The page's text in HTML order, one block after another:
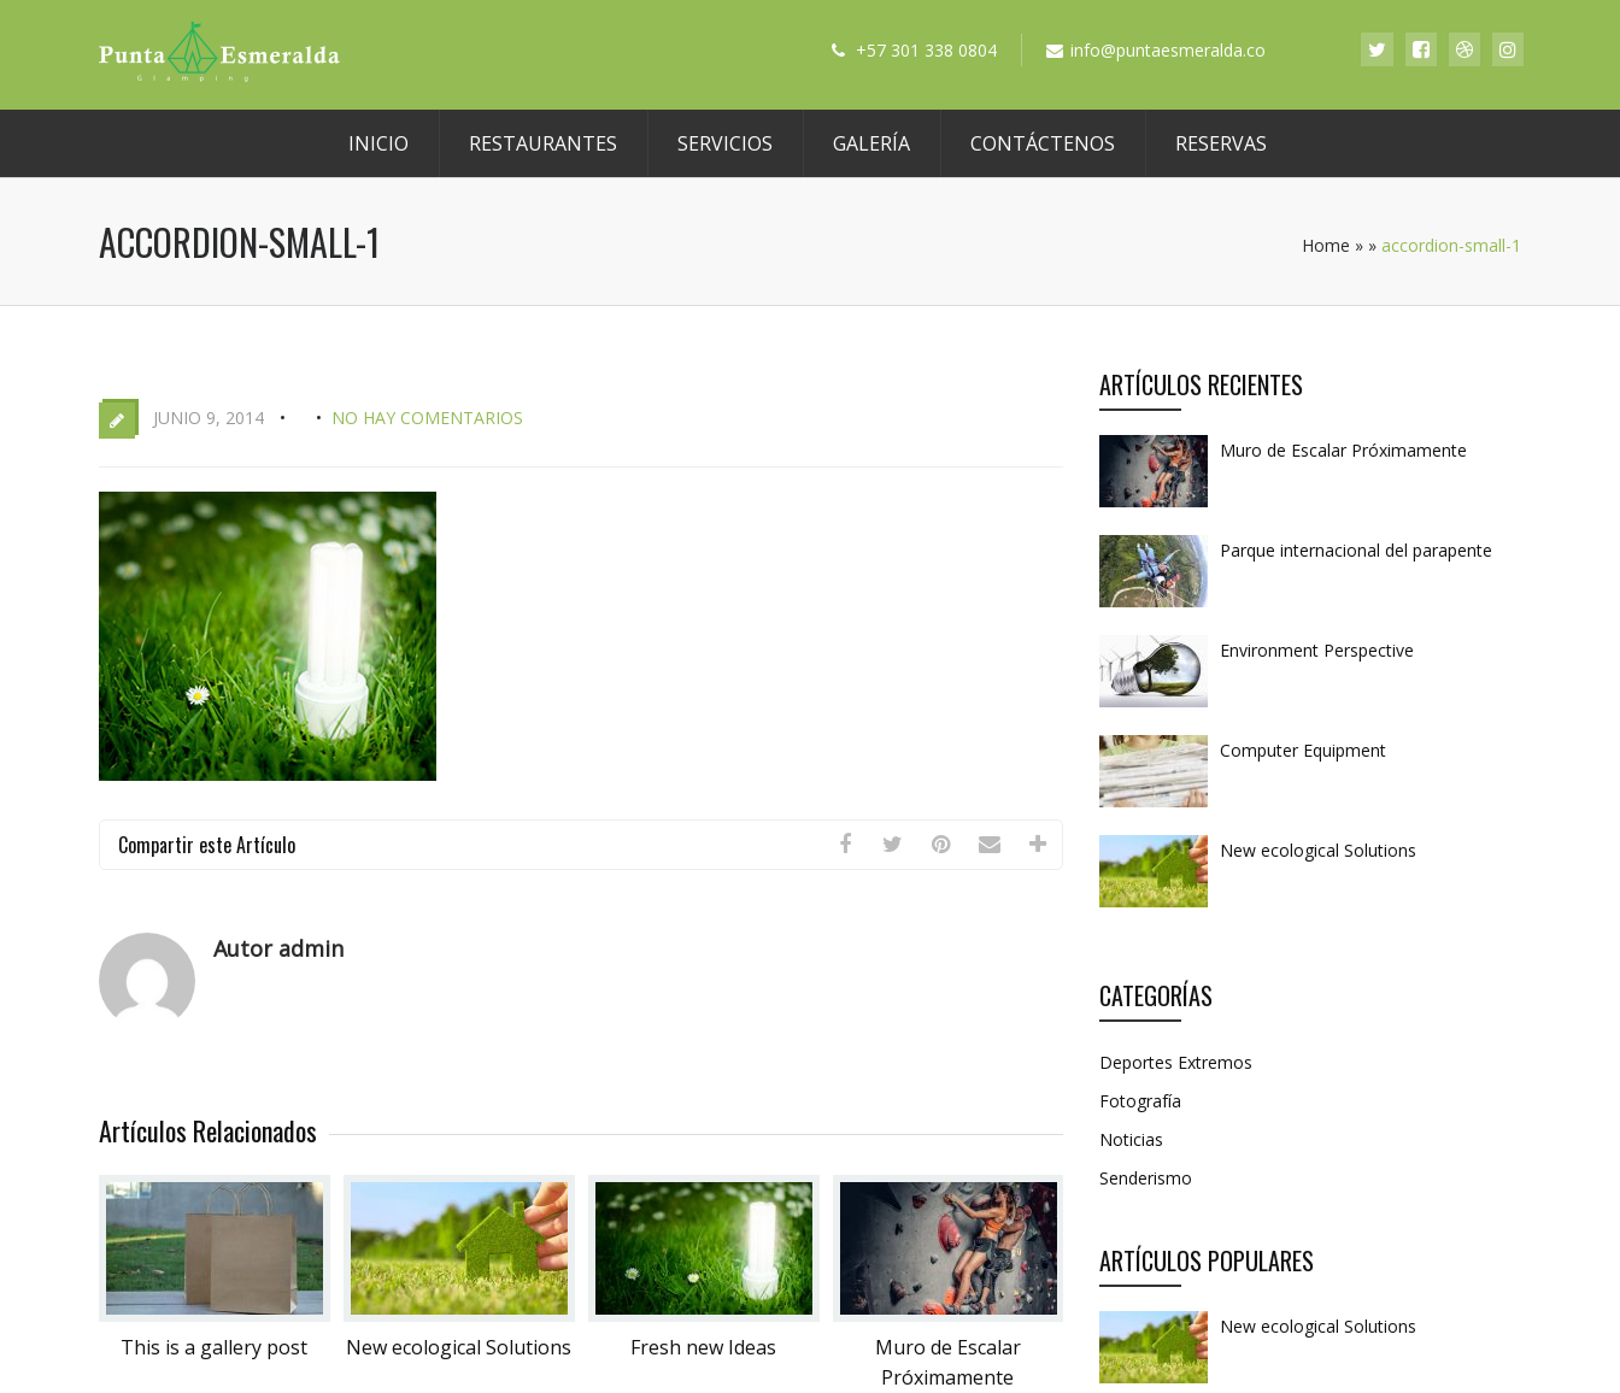
+57 301 338 0804 info@puntaesmeralda.co
INICIO RESTAURANTES SERVICIOS GALERÍA CONTÁCTENOS RESERVAS
ACCORDION-SMALL-1 Home » » accordion-small-1
JUNIO 9, 2014 NO HAY COMENTARIOS
Compartir este Artículo
Autor admin
Artículos Relacionados
This is a gallery post New ecological Solutions Fresh new Ideas
Muro de Escalar
Próximamente
ARTÍCULOS RECIENTES
Muro de Escalar Próximamente
Parque internacional del parapente
Environment Perspective
Computer Equipment
New ecological Solutions
CATEGORÍAS
Deportes Extremos
Fotografía
Noticias
Senderismo
ARTÍCULOS POPULARES
New ecological Solutions